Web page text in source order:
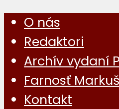
O nás
Redaktori
Archív vydaní
Farnosť
Kontakt